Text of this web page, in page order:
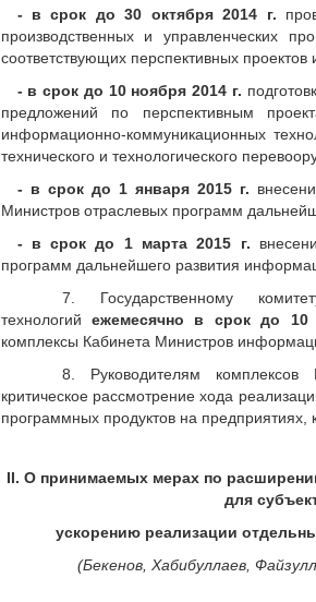
- в срок до 30 октября 2014 г.
производственных и управленческих
соответствующих перспективных
- в срок до 10 ноября 2014 г.
предложений по перспективным
информационно-коммуникационных
технического и технологического
- в срок до 1 января 2015 г.
Министров отраслевых программ
- в срок до 1 марта 2015 г.
программ дальнейшего развития
7. Государственному
технологий ежемесячно в срок до 10
комплексы Кабинета Министров
8. Руководителям комплексов
критическое рассмотрение хода
программных продуктов на предприятиях,
II. О принимаемых мерах по
для
ускорению реализации
(Бекенов, Хабибуллаев,